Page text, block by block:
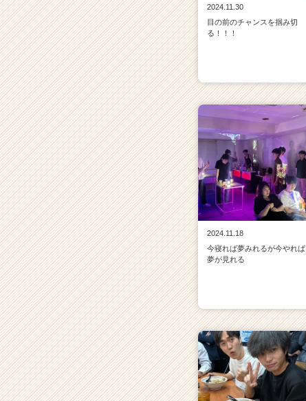
2024.11.30
目の前のチャンスを掴み切
る！！！
2024.11.18
今寝れば夢みれるが今やれば
夢が見れる